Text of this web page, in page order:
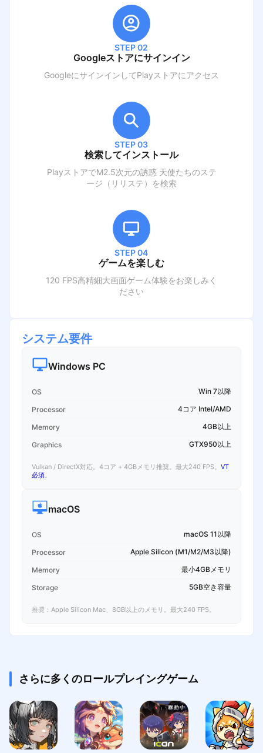
STEP 02
Googleストアにサインイン
GoogleにサインインしてPlayストアにアクセス
STEP 03
検索してインストール
PlayストアでM2.5次元の誘惑 天使たちのステ
ージ（リリステ）
を検索
STEP 04
ゲームを楽しむ
120 FPS高精細大画面ゲーム体験をお楽しみく
ださい
システム要件
Windows PC
OS Win 7以降
Processor 4コア Intel/AMD
Memory 4GB以上
Graphics GTX950以上
Vulkan / DirectX対応。4コア + 4GBメモリ推奨。最大240 FPS。 VT
必須。
macOS
OS macOS 11以降
Processor Apple Silicon (M1/M2/M3以降)
Memory 最小4GBメモリ
Storage 5GB空き容量
推奨：Apple Silicon Mac、8GB以上のメモリ。最大240 FPS。
さらに多くのロールプレイングゲーム